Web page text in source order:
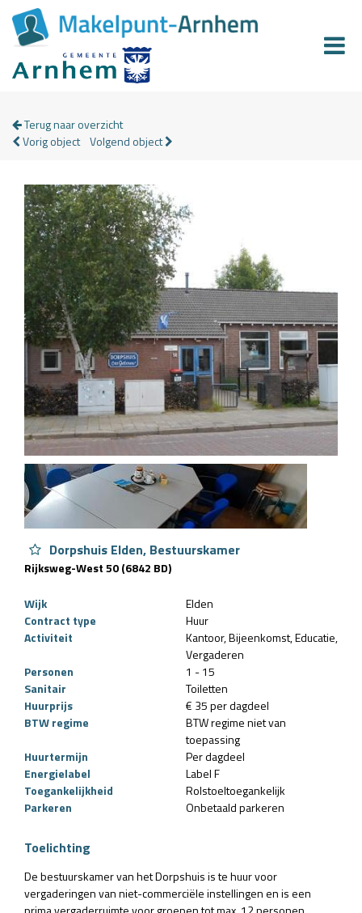
Terug naar overzicht
Vorig object Volgend object
Dorpshuis Elden, Bestuurskamer
Rijksweg-West 50 (6842 BD)
Wijk
Elden
Contract type
Huur
Activiteit
Kantoor Bijeenkomst Educatie
Vergaderen
Personen
1 - 15
Sanitair
Toiletten
Huurprijs
€ 35 per dagdeel
BTW regime
BTW regime niet van
toepassing
Huurtermijn
Per dagdeel
Energielabel
Label F
Toegankelijkheid
Rolstoeltoegankelijk
Parkeren
Onbetaald parkeren
Toelichting
De bestuurskamer van het Dorpshuis is te huur voor
vergaderingen van niet-commerciële instellingen en is een